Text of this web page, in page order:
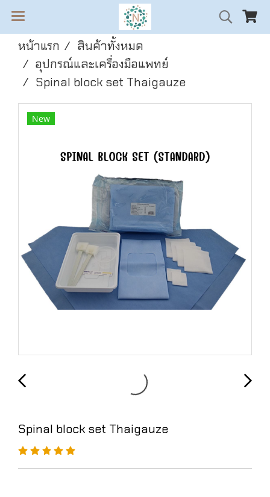
หน้าแรก
สินค้าทั้งหมด
อุปกรณ์และเครื่องมือแพทย์
Spinal block set Thaigauze
New
Spinal block set Thaigauze